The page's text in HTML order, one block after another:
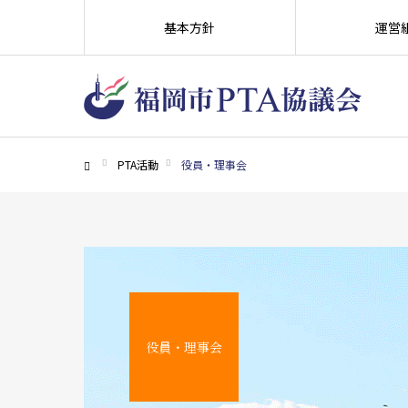
基本方針 運営
PTA活動 役員・理事会
役員・理事会